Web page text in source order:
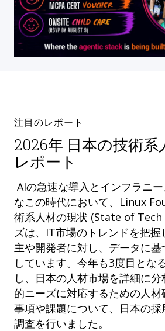
注目のレポート
2026年 日本の技術系
レポート
AIの急速な導入とインフラニ
なこの時代において、Linux
術系人材の現状 (State of
ズは、IT市場のトレンドを把握
主や開発者に対し、データに
しています。今年も3度目とな
し、日本の人材市場を詳細に
的ニーズに対応するための人
事項や課題について、日本の
調査を行いました。